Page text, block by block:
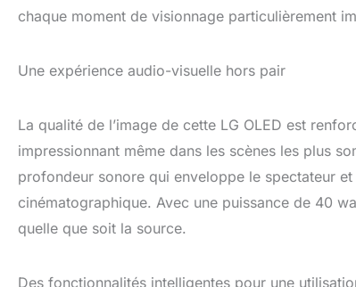
chaque moment de visionnage particulièrement
Une expérience audio-visuelle hors pair
La qualité de l’image de cette LG OLED est
impressionnant même dans les scènes les plus
profondeur sonore qui enveloppe le spectateur
cinématographique. Avec une puissance de 40
quelle que soit la source.
Des fonctionnalités intelligentes pour une